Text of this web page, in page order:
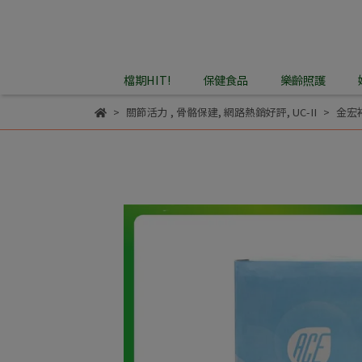
檔期HIT! 保健食品 樂齡照護
關節活力 , 骨骼保建, 網路熱銷好評, UC-II 金宏